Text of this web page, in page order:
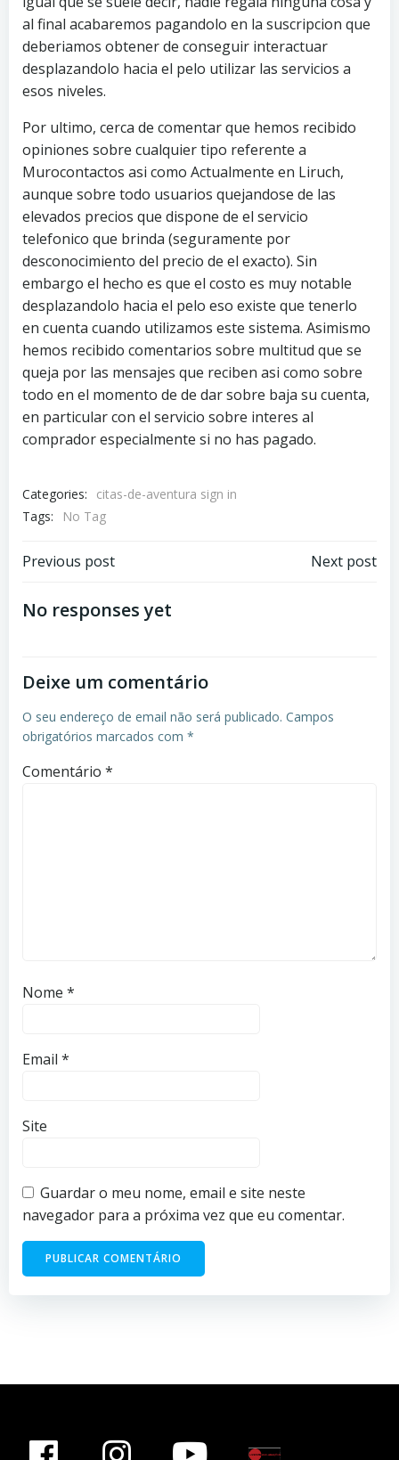
al final acabaremos pagandolo en la suscripcion que
deberi­amos obtener de conseguir interactuar
desplazandolo hacia el pelo utilizar las servicios a
esos niveles.
Por ultimo, cerca de comentar que hemos recibido
opiniones sobre cualquier tipo referente a
Murocontactos asi­ como Actualmente en Liruch,
aunque sobre todo usuarios quejandose de las
elevados precios que dispone de el servicio
telefonico que brinda (seguramente por
desconocimiento del precio de el exacto). Sin
embargo el hecho es que el costo es muy notable
desplazandolo hacia el pelo eso existe que tenerlo
en cuenta cuando utilizamos este sistema. Asimismo
hemos recibido comentarios sobre multitud que se
queja por las mensajes que reciben asi­ como sobre
todo en el momento de de dar sobre baja su cuenta,
en particular con el servicio sobre interes al
comprador especialmente si no has pagado.
Categories:
citas-de-aventura sign in
Tags:
No Tag
Previous post Next post
No responses yet
Deixe um comentário
O seu endereço de email não será publicado. Campos
obrigatórios marcados com *
Comentário *
Nome *
Email *
Site
Guardar o meu nome, email e site neste
navegador para a próxima vez que eu comentar.